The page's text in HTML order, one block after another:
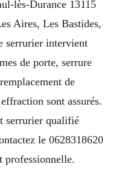
lès-Durance 13115
Aires, Les Bastides,
serrurier intervient
de porte, serrure
de
sont assurés.
serrurier qualifié
le 0628318620
professionnelle.